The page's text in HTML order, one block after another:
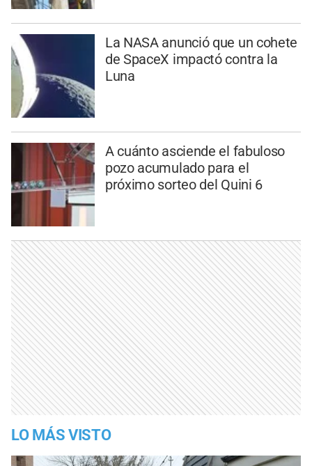
La NASA anunció que un cohete
de SpaceX impactó contra la
Luna
A cuánto asciende el fabuloso
pozo acumulado para el
próximo sorteo del Quini 6
LO MÁS VISTO